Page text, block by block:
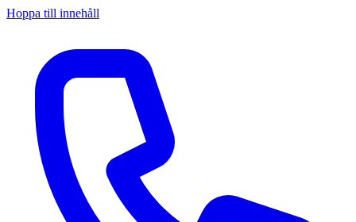
Hoppa till innehåll